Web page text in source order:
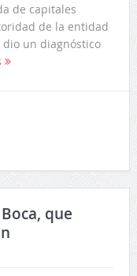
de capitales
de la entidad
dio un diagnóstico
que